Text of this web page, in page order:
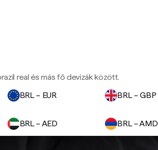
real és más fő devizák között.
BRL – EUR BRL – GBP
BRL – AED BRL – AMD